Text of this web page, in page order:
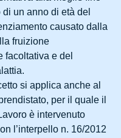
un anno di età del
causato dalla
fruizione
facoltativa e del
si applica anche al
per il quale il
è intervenuto
l’interpello n. 16/2012